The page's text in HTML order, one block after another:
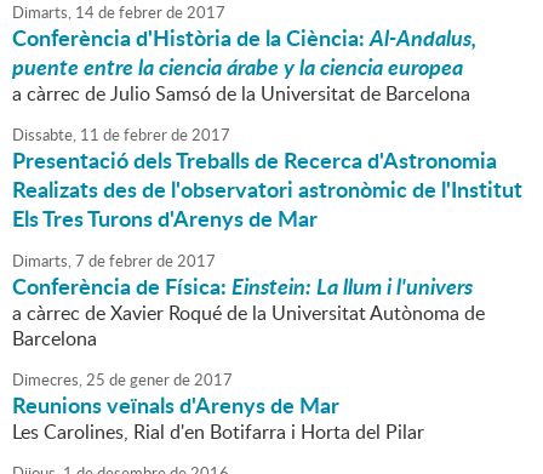
Dimarts, 14defebrerde2017
Conferència d'Història de la Ciència:Al-Andalus,
puente entre la ciencia árabe y la ciencia europea
a càrrec de Julio Samsó de la Universitat de Barcelona
Dissabte, 11 defebrerde2017
Presentació dels Treballs de Recerca d'Astronomia
Realizats des de l'observatori astronòmic de l'Institut
Els Tres Turons d'Arenys de Mar
Dimarts,7 defebrerde2017
Conferència de Física:Einstein: La llum i l'univers
a càrrec de Xavier Roqué de la Universitat Autònoma de
Barcelona
Dimecres,25 degenerde2017
Reunions veïnals d'Arenys de Mar
Les Carolines, Rial d'en Botifarra i Horta del Pilar